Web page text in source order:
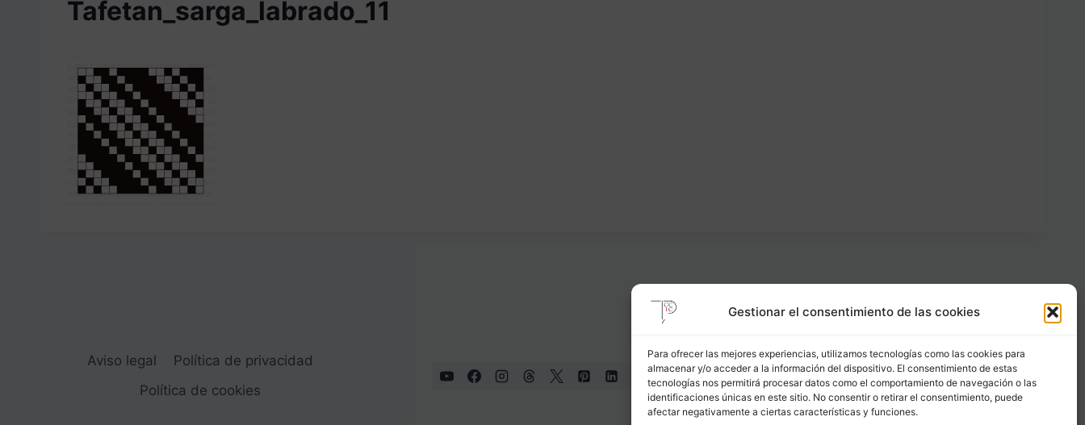
Gestionar el consentimiento de las cookies
Para ofrecer las mejores experiencias, utilizamos tecnologías como las cookies para
almacenar y/o acceder a la información del dispositivo. El consentimiento de estas
tecnologías nos permitirá procesar datos como el comportamiento de navegación o las
identificaciones únicas en este sitio. No consentir o retirar el consentimiento, puede
afectar negativamente a ciertas características y funciones.
Tafetan_sarga_labrado_11
Aviso legal
Política de privacidad
Política de cookies
Carrer Provença, 183
Tel& Whatsapp
+34 - 683 23 53 59